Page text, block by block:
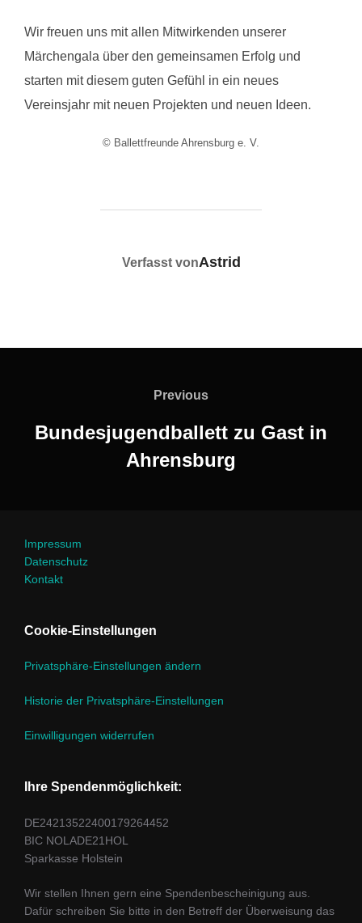
Wir freuen uns mit allen Mitwirkenden unserer
Märchengala über den gemeinsamen Erfolg und
starten mit diesem guten Gefühl in ein neues
Vereinsjahr mit neuen Projekten und neuen Ideen.
© Ballettfreunde Ahrensburg e. V.
BEITRAGSAUTOR
Verfasst vonAstrid
Previous
Previous
Bundesjugendballett zu Gast in
Ahrensburg
Impressum
Datenschutz
Kontakt
Cookie-Einstellungen
Privatsphäre-Einstellungen ändern
Historie der Privatsphäre-Einstellungen
Einwilligungen widerrufen
Ihre Spendenmöglichkeit:
DE24213522400179264452
BIC NOLADE21HOL
Sparkasse Holstein
Wir stellen Ihnen gern eine Spendenbescheinigung aus.
Dafür schreiben Sie bitte in den Betreff der Überweisung das